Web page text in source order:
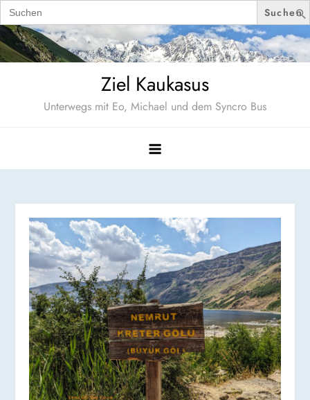
Search
for:
Skip
to
Ziel Kaukasus
Unterwegs mit Eo, Michael und dem Syncro Bus